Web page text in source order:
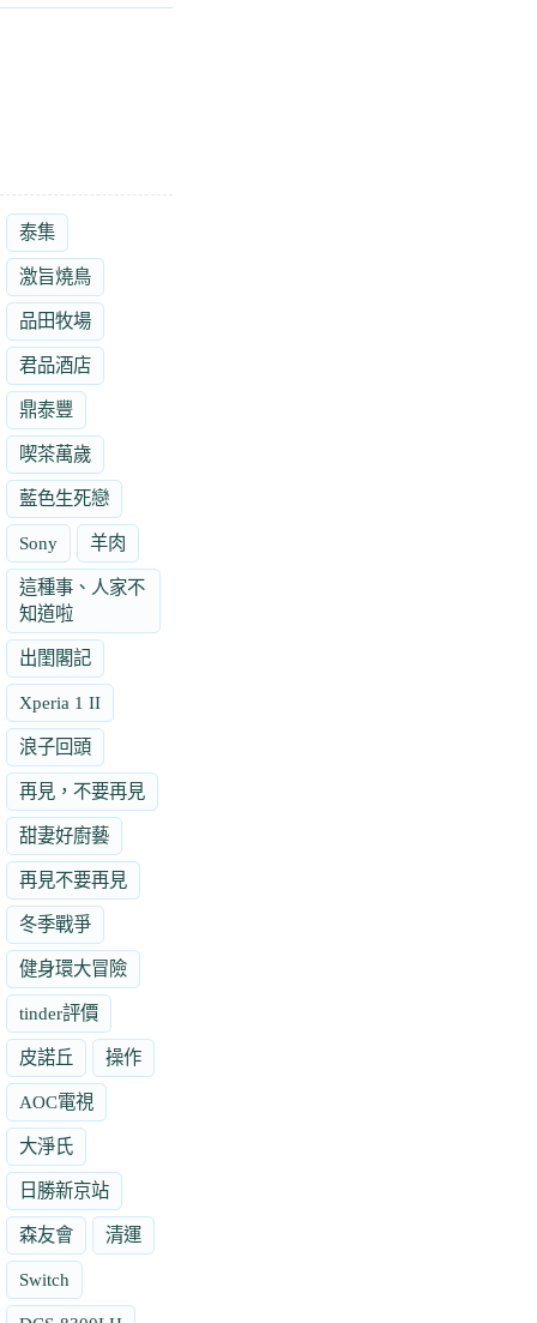
泰集
激旨燒鳥
品田牧場
君品酒店
鼎泰豐
喫茶萬歲
藍色生死戀
Sony 羊肉
這種事、人家不
知道啦
出閨閣記
Xperia 1 II
浪子回頭
再見，不要再見
甜妻好廚藝
再見不要再見
冬季戰爭
健身環大冒險
tinder評價
皮諾丘 操作
AOC電視
大淨氏
日勝新京站
森友會 清運
Switch